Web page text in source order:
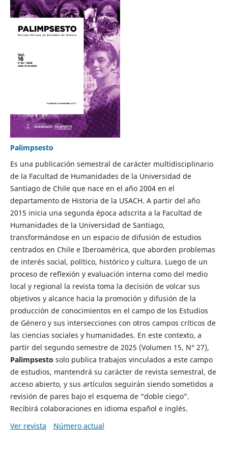
Palimpsesto
Es una publicación semestral de carácter multidisciplinario
de la Facultad de Humanidades de la Universidad de
Santiago de Chile que nace en el año 2004 en el
departamento de Historia de la USACH. A partir del año
2015 inicia una segunda época adscrita a la Facultad de
Humanidades de la Universidad de Santiago,
transformándose en un espacio de difusión de estudios
centrados en Chile e Iberoamérica, que aborden problemas
de interés social, político, histórico y cultura. Luego de un
proceso de reflexión y evaluación interna como del medio
local y regional la revista toma la decisión de volcar sus
objetivos y alcance hacia la promoción y difusión de la
producción de conocimientos en el campo de los Estudios
de Género y sus intersecciones con otros campos críticos de
las ciencias sociales y humanidades. En este contexto, a
partir del segundo semestre de 2025 (Volumen 15, N° 27),
Palimpsesto solo publica trabajos vinculados a este campo
de estudios, mantendrá su carácter de revista semestral, de
acceso abierto, y sus artículos seguirán siendo sometidos a
revisión de pares bajo el esquema de “doble ciego”.
Recibirá colaboraciones en idioma español e inglés.
Ver revista
Número actual